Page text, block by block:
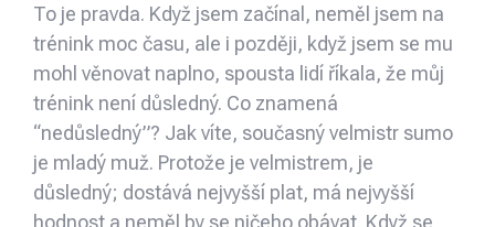
To je pravda. Když jsem začínal, neměl jsem na
trénink moc času, ale i později, když jsem se mu
mohl věnovat naplno, spousta lidí říkala, že můj
trénink není důsledný. Co znamená
“nedůsledný”? Jak víte, současný velmistr sumo
je mladý muž. Protože je velmistrem, je
důsledný; dostává nejvyšší plat, má nejvyšší
hodnost a neměl by se ničeho obávat. Když se